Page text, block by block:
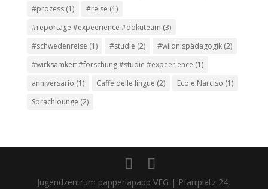
#prozess(1) #reise (1)
#reportage #expeerience #dokuteam (3)
#schwedenreise (1) #studie (2) #wildnispädagogik(2)
#wirksamkeit #forschung #studie #expeerience (1)
anniversario (1) Caffè delle lingue (2) Eco e Narciso (1)
Sprachlounge (2)
Jugendzentrum papperlapapp VFG | Pfarrplatz 24,